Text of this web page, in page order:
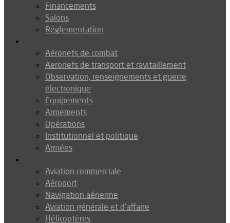
Financements
Salons
Réglementation
Aéronefs de combat
Aeronefs de transport et ravitaillement
Observation, renseignements et guerre
électronique
Equipements
Armements
Opérations
Institutionnel et politique
Armées
Aviation commerciale
Aéroport
Navigation aérienne
Aviation générale et d’affaire
Hélicoptères